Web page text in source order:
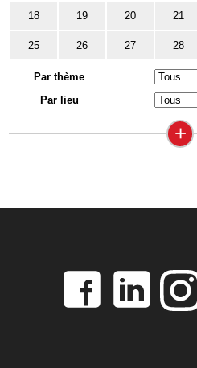
18 19 20 21
25 26 27 28
Par thème
Par lieu
+